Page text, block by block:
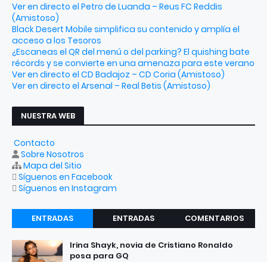
Ver en directo el Petro de Luanda – Reus FC Reddis
(Amistoso)
Black Desert Mobile simplifica su contenido y amplía el
acceso a los Tesoros
¿Escaneas el QR del menú o del parking? El quishing bate
récords y se convierte en una amenaza para este verano
Ver en directo el CD Badajoz – CD Coria (Amistoso)
Ver en directo el Arsenal – Real Betis (Amistoso)
NUESTRA WEB
Contacto
Sobre Nosotros
Mapa del Sitio
Síguenos en Facebook
Síguenos en Instagram
ENTRADAS
RECIENTES
ENTRADAS
COMENTARIOS
Irina Shayk, novia de Cristiano Ronaldo
posa para GQ